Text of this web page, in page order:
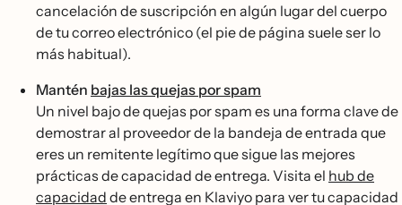
cancelación de suscripción en algún lugar del cuerpo
de tu correo electrónico (el pie de página suele ser lo
más habitual).
Mantén bajas las quejas por spam
Un nivel bajo de quejas por spam es una forma clave de
demostrar al proveedor de la bandeja de entrada que
eres un remitente legítimo que sigue las mejores
prácticas de capacidad de entrega. Visita el hub de
capacidad de entrega en Klaviyo para ver tu capacidad